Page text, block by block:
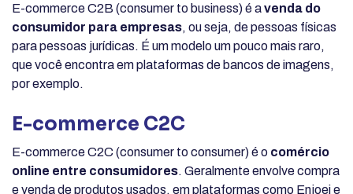
E-commerce C2B (consumer to business) é avenda do
consumidor para empresas, ou seja, de pessoas físicas
para pessoas jurídicas. É um modelo um pouco mais raro,
que você encontra em plataformas de bancos de imagens,
por exemplo.
E-commerce C2C
E-commerce C2C (consumer to consumer) é o comércio
online entre consumidores. Geralmente envolve compra
e venda de produtos usados, em plataformas como Enjoei e